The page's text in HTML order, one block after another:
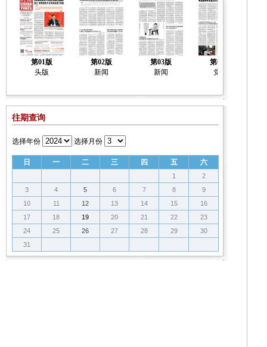
第01版
头版
第02版
新闻
第03版
新闻
第04版
党建
往期查询
选择年份 选择月份
日 一 二 三 四 五 六
1
2
3
4 5 6 7 8
9
10
11 12 13 14 15
16
17
18 19 20 21 22
23
24
25 26 27 28 29
30
31